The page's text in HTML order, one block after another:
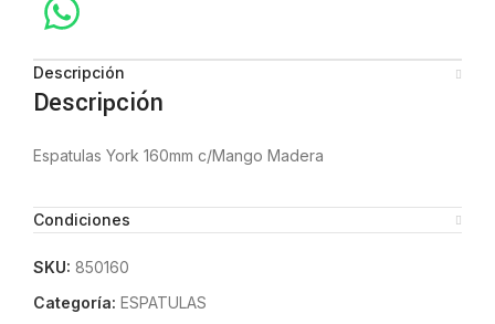
Descripción
Descripción
Espatulas York 160mm c/Mango Madera
Condiciones
SKU: 850160
Categoría: ESPATULAS